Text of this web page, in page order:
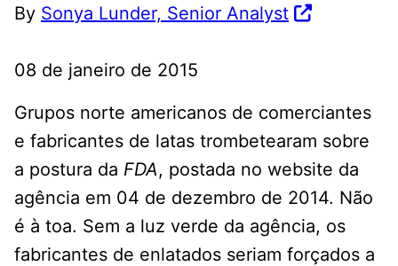
By Sonya Lunder, Senior Analyst
08 de janeiro de 2015
Grupos norte americanos de comerciantes
e fabricantes de latas trombetearam sobre
a postura da FDA, postada no website da
agência em 04 de dezembro de 2014. Não
é à toa. Sem a luz verde da agência, os
fabricantes de enlatados seriam forçados a